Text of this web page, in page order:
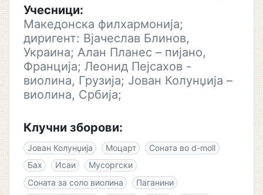
Учесници:
Македонска филхармонија;
диригент: Вјачеслав Блинов,
Украина; Алан Планес – пијано,
Франција; Леонид Пејсахов -
виолина, Грузија; Јован Колунџија –
виолина, Србија;
Клучни зборови:
Јован Колунџија Моцарт
Соната во d-moll
Бах
Исаи
Мусоргски
Соната за соло виолина
Паганини